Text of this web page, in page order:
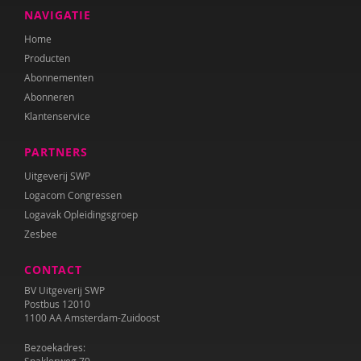
Anne Bijsterbosch
Joyce Blauwhoff
Mascha Boelaars
Annerieke Boland
Marianne Boogaard
Caroline Boudry
Iris Brandsteder
Kees Broekhof
Miranda Bron
NAVIGATIE
Home
Producten
Abonnementen
Abonneren
Klantenservice
PARTNERS
Uitgeverij SWP
Logacom Congressen
Logavak Opleidingsgroep
Zesbee
CONTACT
BV Uitgeverij SWP
Postbus 12010
1100 AA Amsterdam-Zuidoost
Bezoekadres: